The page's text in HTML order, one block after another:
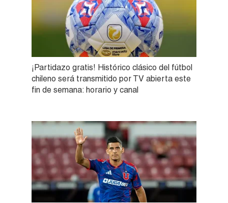
¡Partidazo gratis! Histórico clásico del fútbol
chileno será transmitido por TV abierta este
fin de semana: horario y canal